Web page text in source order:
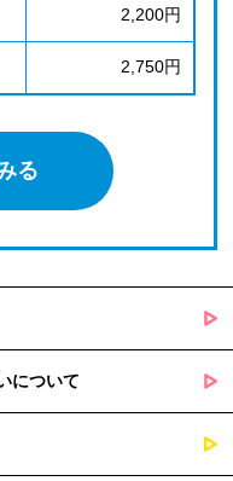
2,200円
2,750円
る
について